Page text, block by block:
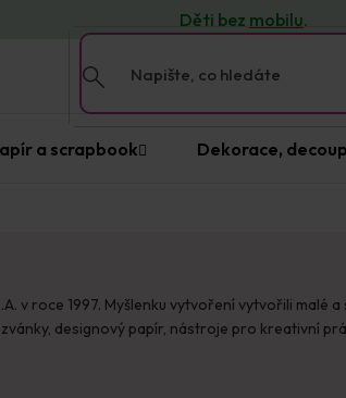
Děti bez mobilu.
a scrapbook Dekorace,
v roce 1997. Myšlenku vytvoření vytvořili
designový papír, nástroje pro kreativní